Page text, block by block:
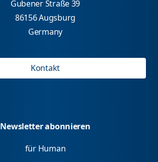
Gubener Straße 39
86156 Augsburg
Germany
Kontakt
Newsletter abonnieren
für Human